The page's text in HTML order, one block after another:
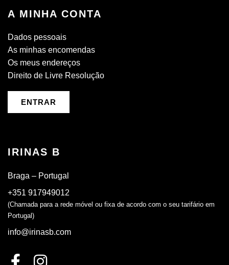
A MINHA CONTA
Dados pessoais
As minhas encomendas
Os meus endereços
Direito de Livre Resolução
ENTRAR
IRINAS B
Braga – Portugal
+351 917949012
(Chamada para a rede móvel ou fixa de acordo com o seu tarifário em
Portugal)
info@irinasb.com